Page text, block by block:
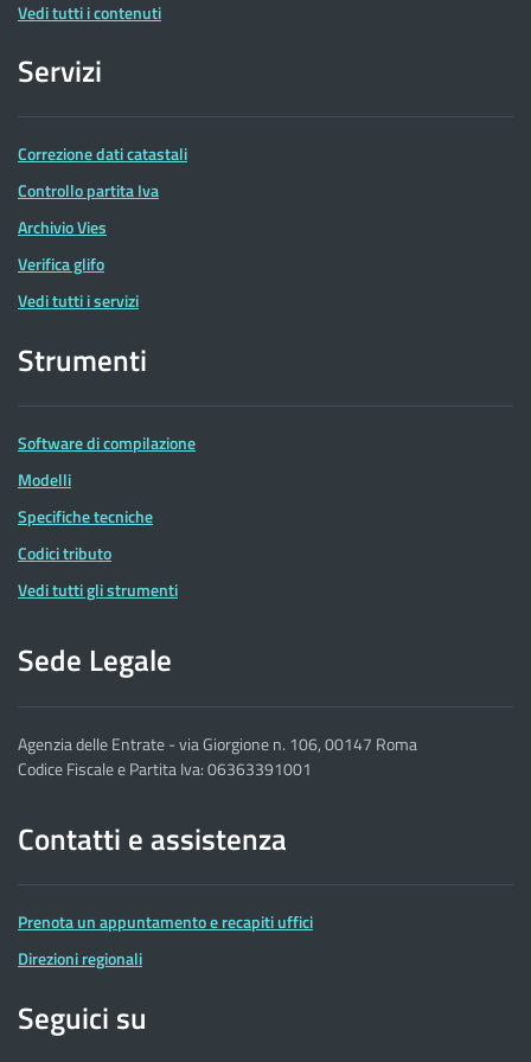
Vedi tutti i contenuti
Servizi
Correzione dati catastali
Controllo partita Iva
Archivio Vies
Verifica glifo
Vedi tutti i servizi
Strumenti
Software di compilazione
Modelli
Specifiche tecniche
Codici tributo
Vedi tutti gli strumenti
Sede Legale
Agenzia delle Entrate - via Giorgione n. 106, 00147 Roma
Codice Fiscale e Partita Iva: 06363391001
Contatti e assistenza
Prenota un appuntamento e recapiti uffici
Direzioni regionali
Seguici su